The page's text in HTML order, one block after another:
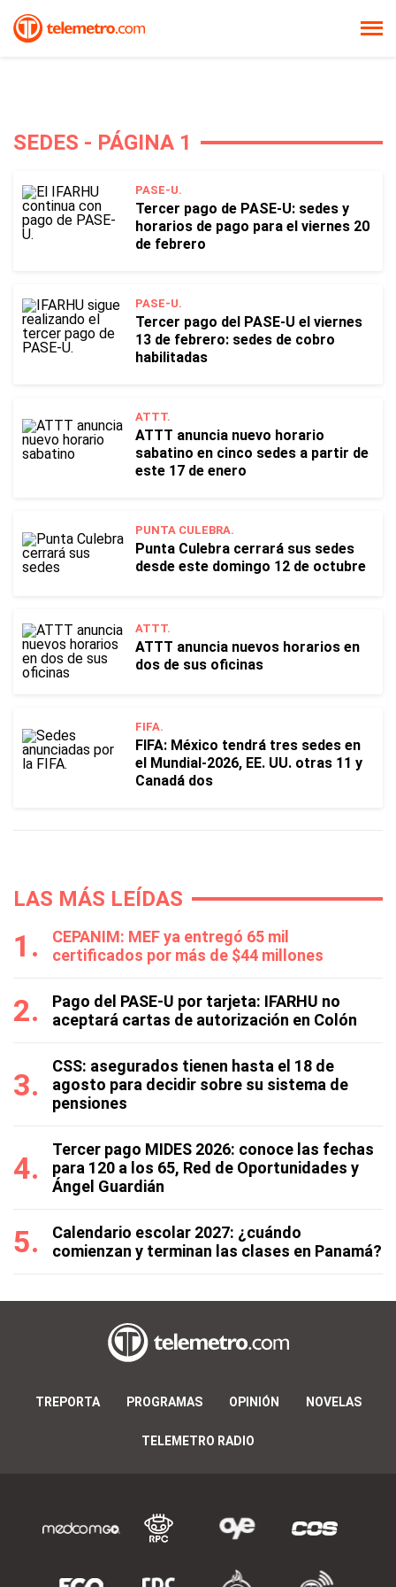
SEDES - PÁGINA 1
PASE-U.
Tercer pago de PASE-U: sedes y
horarios de pago para el viernes 20
de febrero
PASE-U.
Tercer pago del PASE-U el viernes
13 de febrero: sedes de cobro
habilitadas
ATTT.
ATTT anuncia nuevo horario
sabatino en cinco sedes a partir de
este 17 de enero
PUNTA CULEBRA.
Punta Culebra cerrará sus sedes
desde este domingo 12 de octubre
ATTT.
ATTT anuncia nuevos horarios en
dos de sus oficinas
FIFA.
FIFA: México tendrá tres sedes en
el Mundial-2026, EE. UU. otras 11 y
Canadá dos
LAS MÁS LEÍDAS
CEPANIM: MEF ya entregó 65 mil
certificados por más de $44 millones
Pago del PASE-U por tarjeta: IFARHU no
aceptará cartas de autorización en Colón
CSS: asegurados tienen hasta el 18 de
agosto para decidir sobre su sistema de
pensiones
Tercer pago MIDES 2026: conoce las fechas
para 120 a los 65, Red de Oportunidades y
Ángel Guardián
Calendario escolar 2027: ¿cuándo
comienzan y terminan las clases en Panamá?
TREPORTA PROGRAMAS OPINIÓN NOVELAS
TELEMETRO RADIO